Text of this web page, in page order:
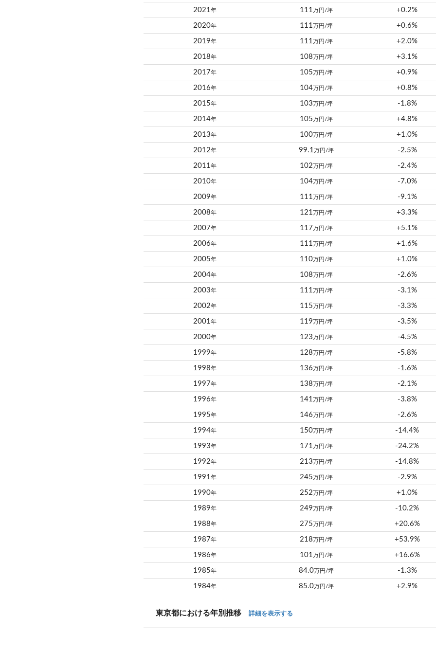
2021年 111 万円/坪 +0.2%
2020年 111 万円/坪 +0.6%
2019年 111 万円/坪 +2.0%
2018年 108 万円/坪 +3.1%
2017年 105 万円/坪 +0.9%
2016年 104 万円/坪 +0.8%
2015年 103 万円/坪 -1.8%
2014年 105 万円/坪 +4.8%
2013年 100 万円/坪 +1.0%
2012年 99.1 万円/坪 -2.5%
2011年 102 万円/坪 -2.4%
2010年 104 万円/坪 -7.0%
2009年 111 万円/坪 -9.1%
2008年 121 万円/坪 +3.3%
2007年 117 万円/坪 +5.1%
2006年 111 万円/坪 +1.6%
2005年 110 万円/坪 +1.0%
2004年 108 万円/坪 -2.6%
2003年 111 万円/坪 -3.1%
2002年 115 万円/坪 -3.3%
2001年 119 万円/坪 -3.5%
2000年 123 万円/坪 -4.5%
1999年 128 万円/坪 -5.8%
1998年 136 万円/坪 -1.6%
1997年 138 万円/坪 -2.1%
1996年 141 万円/坪 -3.8%
1995年 146 万円/坪 -2.6%
1994年 150 万円/坪 -14.4%
1993年 171 万円/坪 -24.2%
1992年 213 万円/坪 -14.8%
1991年 245 万円/坪 -2.9%
1990年 252 万円/坪 +1.0%
1989年 249 万円/坪 -10.2%
1988年 275 万円/坪 +20.6%
1987年 218 万円/坪 +53.9%
1986年 101 万円/坪 +16.6%
1985年 84.0 万円/坪 -1.3%
1984年 85.0 万円/坪 +2.9%
東京都における年別推移 詳細を表示する